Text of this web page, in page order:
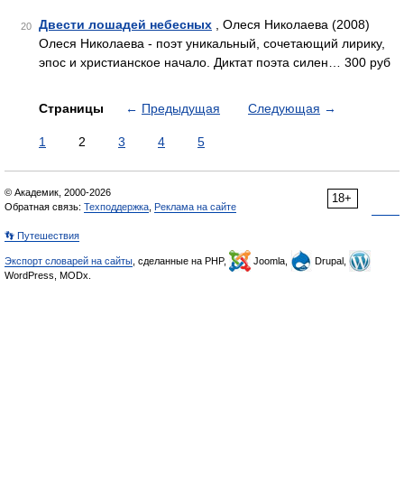
20 Двести лошадей небесных , Олеся Николаева (2008)
Олеся Николаева - поэт уникальный, сочетающий лирику,
эпос и христианское начало. Диктат поэта силен… 300 руб
Страницы ← Предыдущая Следующая →
1 2 3 4 5
18+
© Академик, 2000-2026
Обратная связь: Техподдержка Реклама на сайте
👣 Путешествия
Экспорт словарей на сайты , сделанные на PHP, Joomla,
Drupal,
WordPress, MODx.